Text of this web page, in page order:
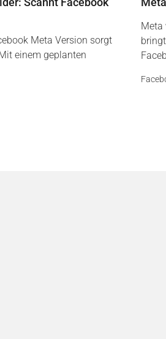
Meta Version sorgt
einem geplanten
Meta